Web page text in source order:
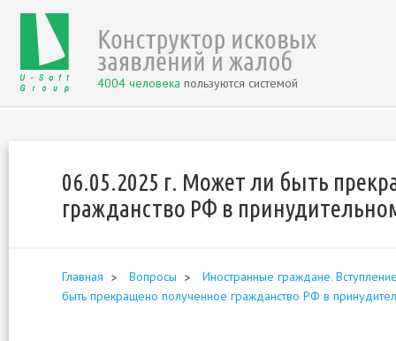
4004 человека пользуются системой
06.05.2025 г. Может ли быть
гражданство РФ в
Главная Вопросы
Иностранные граждане.
быть прекращено полученное гражданство РФ в